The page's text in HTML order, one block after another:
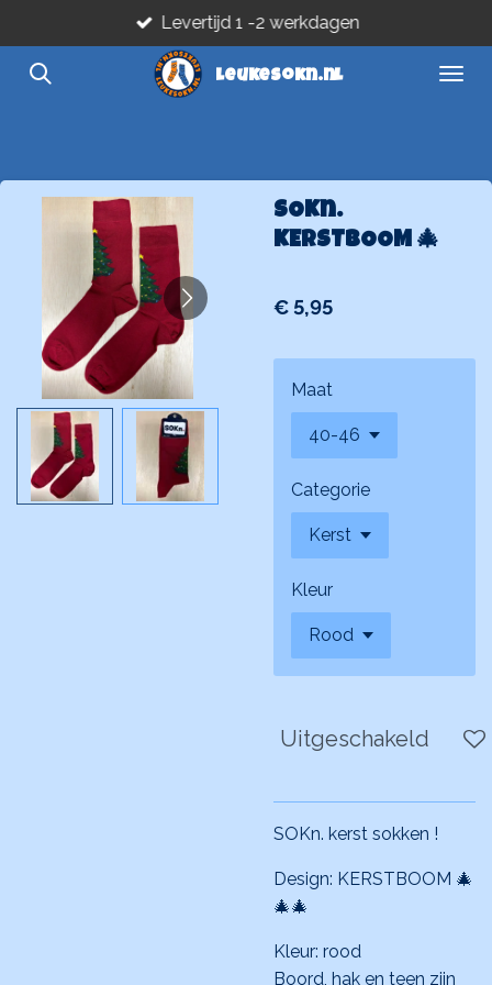
direct
naar
leukesokn.nl
Levertijd 1 -2 werkdagen
SOKn.
KERSTBOOM 🎄
€ 5,95
Maat
Categorie
Kleur
Uitgeschakeld
SOKn. kerst sokken !
Design: KERSTBOOM 🎄
🎄🎄
Kleur: rood
Boord, hak en teen zijn